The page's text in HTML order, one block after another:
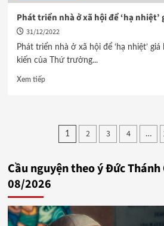
Phát triển nhà ở xã hội để ‘hạ nhiệt’
31/12/2022
Phát triển nhà ở xã hội để ‘hạ nhiệt’
kiến của Thứ trưởng...
Xem tiếp
Phân
trang
bài
viết
1 2 3 4 …
Cầu nguyện theo ý Đức
08/2026